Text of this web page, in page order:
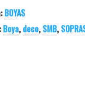
BOYAS
Boya, deco, SMB,